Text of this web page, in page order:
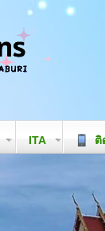
ITA ติ